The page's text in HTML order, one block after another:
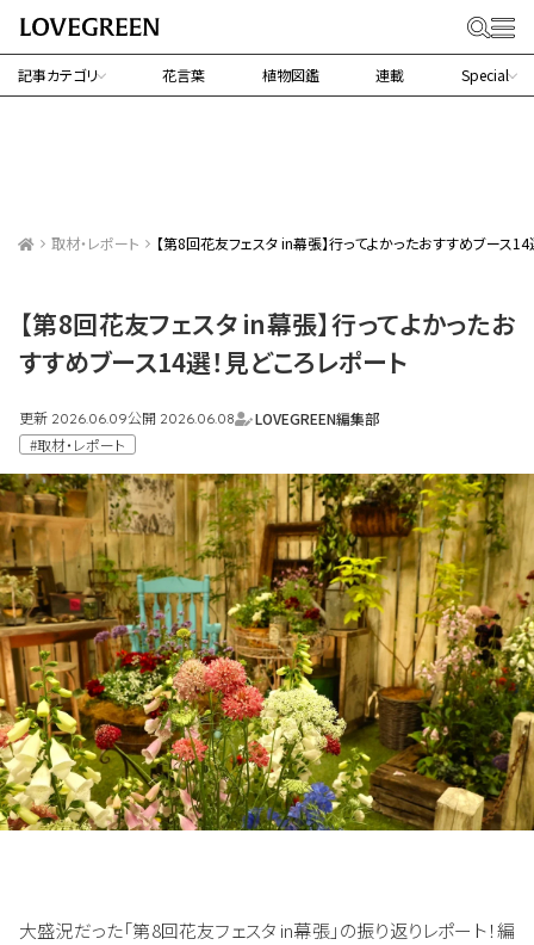
記事カテゴリ 花言葉 植物図鑑 連載 Special
取材・レポート 【第8回花友フェスタ in幕張】行ってよかったおすすめブース14
【第8回花友フェスタ in幕張】行ってよかったお
すすめブース14選！見どころレポート
更新 2026.06.09公開 2026.06.08
LOVEGREEN編集部
#取材・レポート
大盛況だった「第8回花友フェスタ in幕張」の振り返りレポート！編